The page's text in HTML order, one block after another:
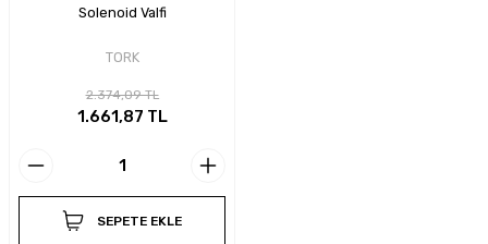
Solenoid Valfi
TORK
2.374,09 TL
1.661,87 TL
SEPETE EKLE